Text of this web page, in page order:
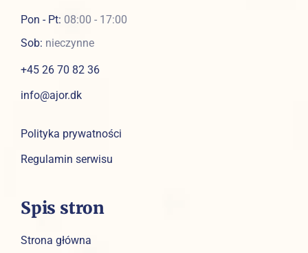
Pon - Pt: 08:00 - 17:00
Sob: nieczynne
+45 26 70 82 36
info@ajor.dk
Polityka prywatności
Regulamin serwisu
Spis stron
Strona główna